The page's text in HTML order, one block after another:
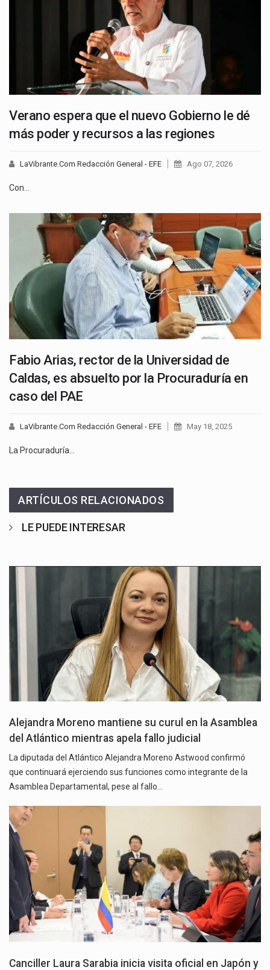
Verano espera que el nuevo Gobierno le dé
más poder y recursos a las regiones
LaVibrante.Com Redacción General - EFE Ago 07, 2026
Con…
Fabio Arias, rector de la Universidad de
Caldas, es absuelto por la Procuraduría en
caso del PAE
LaVibrante.Com Redacción General - EFE May 18, 2025
La Procuraduría…
ARTÍCULOS RELACIONADOS
LE PUEDE INTERESAR
Alejandra Moreno mantiene su curul en la Asamblea
del Atlántico mientras apela fallo judicial
La diputada del Atlántico Alejandra Moreno Astwood confirmó
que continuará ejerciendo sus funciones como integrante de la
Asamblea Departamental, pese al fallo…
Canciller Laura Sarabia inicia visita oficial en Japón y